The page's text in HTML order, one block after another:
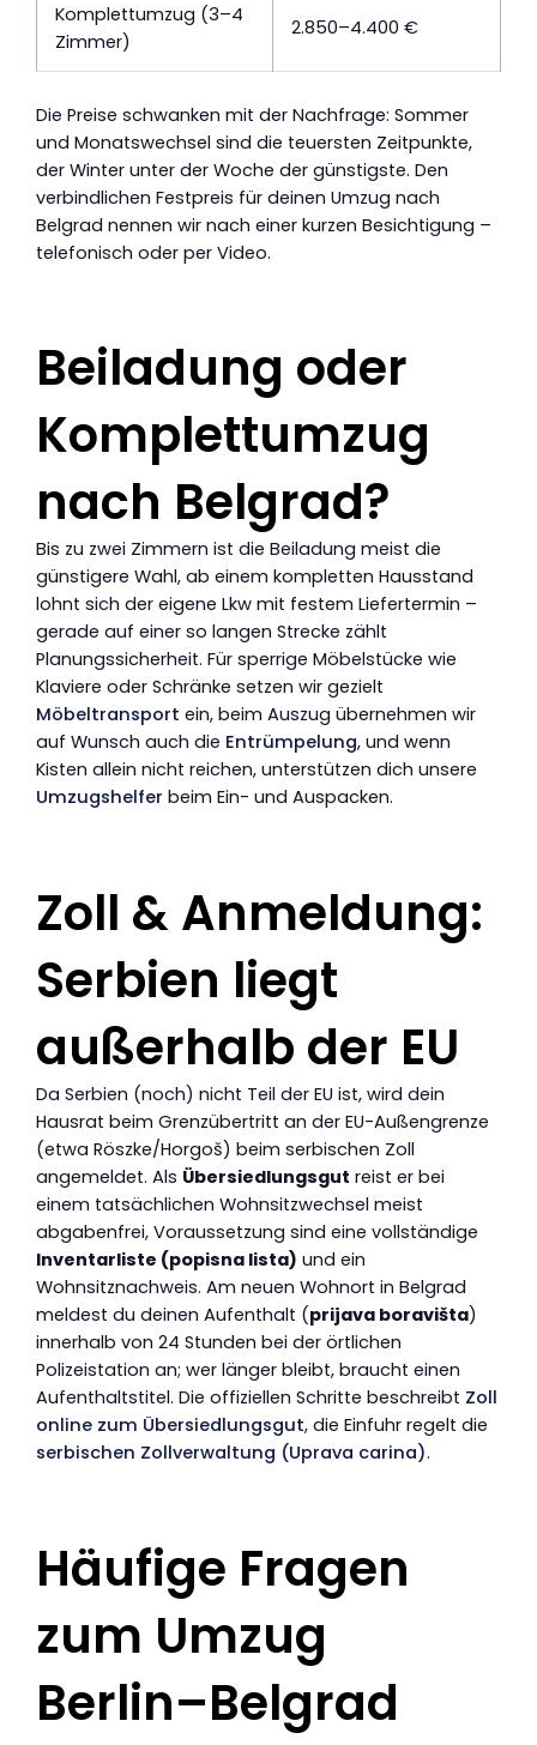
Komplettumzug (3–4
Zimmer)
2.850–4.400 €
Die Preise schwanken mit der Nachfrage: Sommer
und Monatswechsel sind die teuersten Zeitpunkte,
der Winter unter der Woche der günstigste. Den
verbindlichen Festpreis für deinen Umzug nach
Belgrad nennen wir nach einer kurzen Besichtigung –
telefonisch oder per Video.
Beiladung oder
Komplettumzug
nach Belgrad?
Bis zu zwei Zimmern ist die Beiladung meist die
günstigere Wahl, ab einem kompletten Hausstand
lohnt sich der eigene Lkw mit festem Liefertermin –
gerade auf einer so langen Strecke zählt
Planungssicherheit. Für sperrige Möbelstücke wie
Klaviere oder Schränke setzen wir gezielt
Möbeltransport ein, beim Auszug übernehmen wir
auf Wunsch auch die Entrümpelung, und wenn
Kisten allein nicht reichen, unterstützen dich unsere
Umzugshelfer beim Ein- und Auspacken.
Zoll & Anmeldung:
Serbien liegt
außerhalb der EU
Da Serbien (noch) nicht Teil der EU ist, wird dein
Hausrat beim Grenzübertritt an der EU-Außengrenze
(etwa Röszke/Horgoš) beim serbischen Zoll
angemeldet. Als Übersiedlungsgut reist er bei
einem tatsächlichen Wohnsitzwechsel meist
abgabenfrei, Voraussetzung sind eine vollständige
Inventarliste (popisna lista) und ein
Wohnsitznachweis. Am neuen Wohnort in Belgrad
meldest du deinen Aufenthalt (prijava boravišta)
innerhalb von 24 Stunden bei der örtlichen
Polizeistation an; wer länger bleibt, braucht einen
Aufenthaltstitel. Die offiziellen Schritte beschreibt Zoll
online zum Übersiedlungsgut, die Einfuhr regelt die
serbischen Zollverwaltung (Uprava carina).
Häufige Fragen
zum Umzug
Berlin–Belgrad